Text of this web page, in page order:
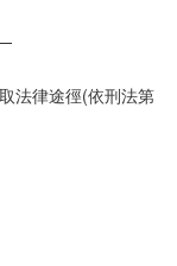
法律途徑(依刑法第